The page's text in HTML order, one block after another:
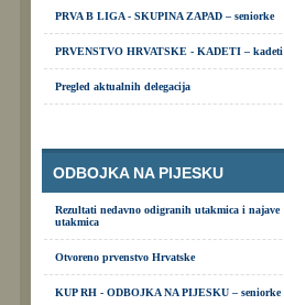
PRVA B LIGA - SKUPINA ZAPAD – seniorke
PRVENSTVO HRVATSKE - KADETI – kadeti
Pregled aktualnih delegacija
ODBOJKA NA PIJESKU
Rezultati nedavno odigranih utakmica i najave
utakmica
Otvoreno prvenstvo Hrvatske
KUP RH - ODBOJKA NA PIJESKU – seniorke